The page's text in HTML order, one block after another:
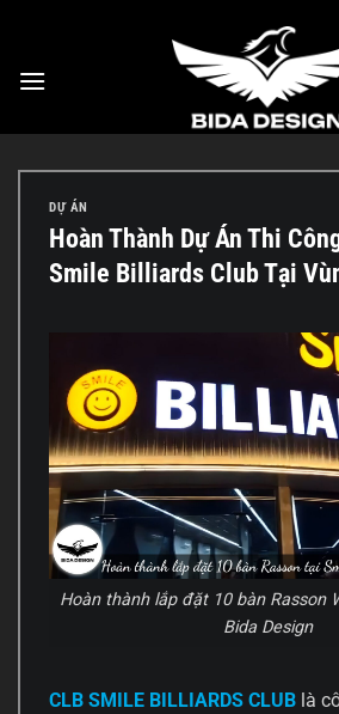
nội
DỰ ÁN
Hoàn Thành Dự Án Thi
Smile Billiards Club Tại
Hoàn thành lắp đặt 10 bàn Rasson
Bida Design
CLB SMILE BILLIARDS CLUB là